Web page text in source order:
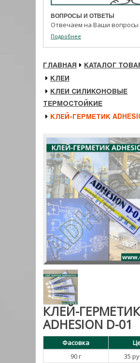
ВОПРОСЫ И ОТВЕТЫ
Отвечаем на Ваши вопросы
Подробнее
ГЛАВНАЯ
КАТАЛОГ
КЛЕИ
КЛЕИ СИЛИКОНОВЫЕ
ТЕРМОСТОЙКИЕ
КЛЕЙ-ГЕРМЕТИК
КЛЕЙ-ГЕРМЕТИК
ADHESION D-01
Фасовка
90 г
35